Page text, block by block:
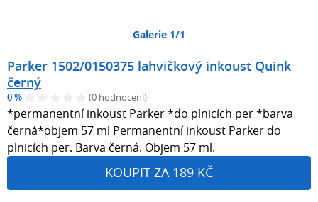
Galerie 1/1
Parker 1502/0150375 lahvičkový inkoust Quink
černý
0 % (0 hodnocení)
*permanentní inkoust Parker *do plnicích per *barva
černá*objem 57 ml Permanentní inkoust Parker do
plnicích per. Barva černá. Objem 57 ml.
KOUPIT ZA 189 KČ